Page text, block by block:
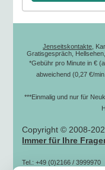
Jenseitskontakte ,
Gratisgespräch,
*Gebühr pro Minute in €
abweichend (0,27 €/
***Einmalig und nur für
Copyright © 2008-
Immer für Ihre
Tel.: +49 (0)2166 / 3999970